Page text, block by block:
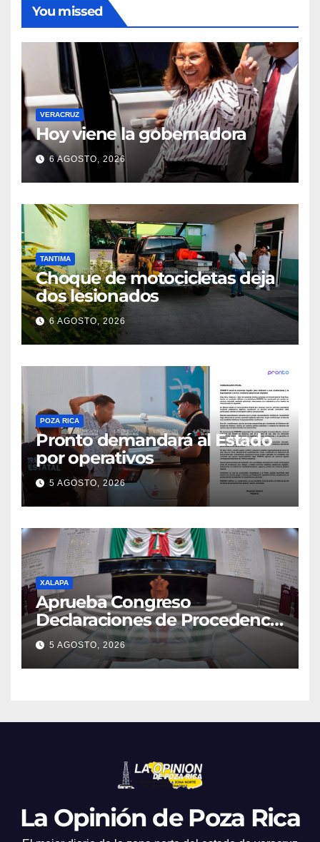
You missed
VERACRUZ
Hoy viene la gobernadora
6 AGOSTO, 2026
TANTIMA
Choque de motocicletas deja
dos lesionados
6 AGOSTO, 2026
POZA RICA
Pronto demandará al Estado
por operativos
5 AGOSTO, 2026
XALAPA
Aprueba Congreso
Declaraciones de Procedencia
en contra de dos munícipes
5 AGOSTO, 2026
La Opinión de Poza Rica